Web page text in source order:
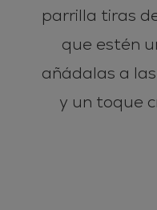
parrilla tiras
que estén
añádalas a
y un toque